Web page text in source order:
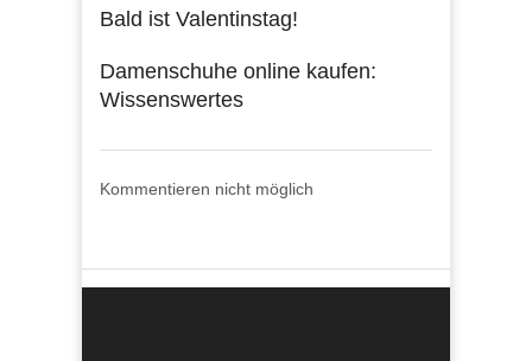
Bald ist Valentinstag!
Damenschuhe online kaufen:
Wissenswertes
Kommentieren nicht möglich